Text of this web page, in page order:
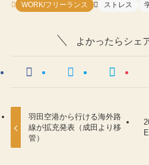
WORK/フリーランス ストレス
よかったらシェ
羽田空港から行ける海外路
線が拡充発表（成田より移
管）